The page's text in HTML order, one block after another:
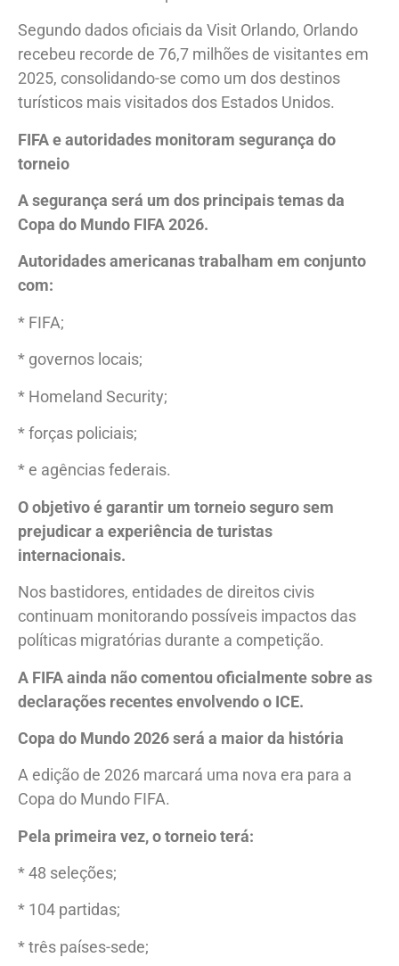
Segundo dados oficiais da Visit Orlando, Orlando
recebeu recorde de 76,7 milhões de visitantes em
2025, consolidando-se como um dos destinos
turísticos mais visitados dos Estados Unidos.
FIFA e autoridades monitoram segurança do
torneio
A segurança será um dos principais temas da
Copa do Mundo FIFA 2026.
Autoridades americanas trabalham em conjunto
com:
* FIFA;
* governos locais;
* Homeland Security;
* forças policiais;
* e agências federais.
O objetivo é garantir um torneio seguro sem
prejudicar a experiência de turistas
internacionais.
Nos bastidores, entidades de direitos civis
continuam monitorando possíveis impactos das
políticas migratórias durante a competição.
A FIFA ainda não comentou oficialmente sobre as
declarações recentes envolvendo o ICE.
Copa do Mundo 2026 será a maior da história
A edição de 2026 marcará uma nova era para a
Copa do Mundo FIFA.
Pela primeira vez, o torneio terá:
* 48 seleções;
* 104 partidas;
* três países-sede;